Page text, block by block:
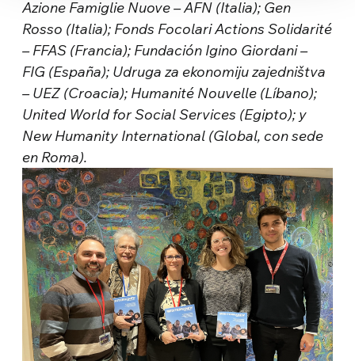
Azione Famiglie Nuove – AFN (Italia); Gen
Rosso (Italia); Fonds Focolari Actions Solidarité
– FFAS (Francia); Fundación Igino Giordani –
FIG (España); Udruga za ekonomiju zajedništva
– UEZ (Croacia); Humanité Nouvelle (Líbano);
United World for Social Services (Egipto); y
New Humanity International (Global, con sede
en Roma).